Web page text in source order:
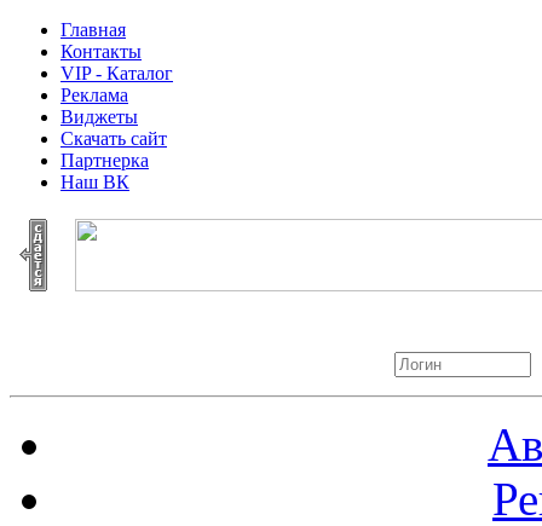
Главная
Контакты
VIP - Каталог
Реклама
Виджеты
Скачать сайт
Партнерка
Наш ВК